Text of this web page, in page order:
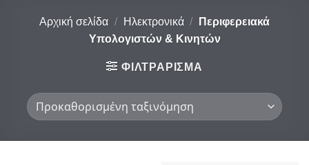
Αρχική σελίδα / Ηλεκτρονικά /
Περιφερειακά
Υπολογιστών & Κινητών
ΦΙΛΤΡΆΡΙΣΜΑ